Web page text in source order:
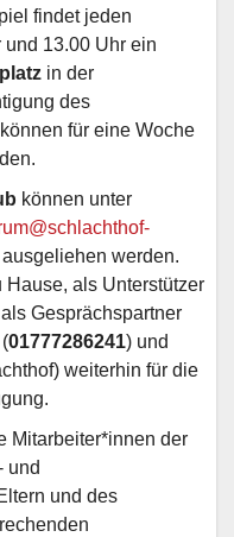
findet jeden
13.00 Uhr ein
in der
des
für eine Woche
können unter
werden.
als Unterstützer
Gesprächspartner
(01777286241) und
weiterhin für die
Mitarbeiter*innen der
und
und des